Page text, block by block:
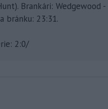
Brankári: Wedgewood -
bránku: 23:31.
2:0/